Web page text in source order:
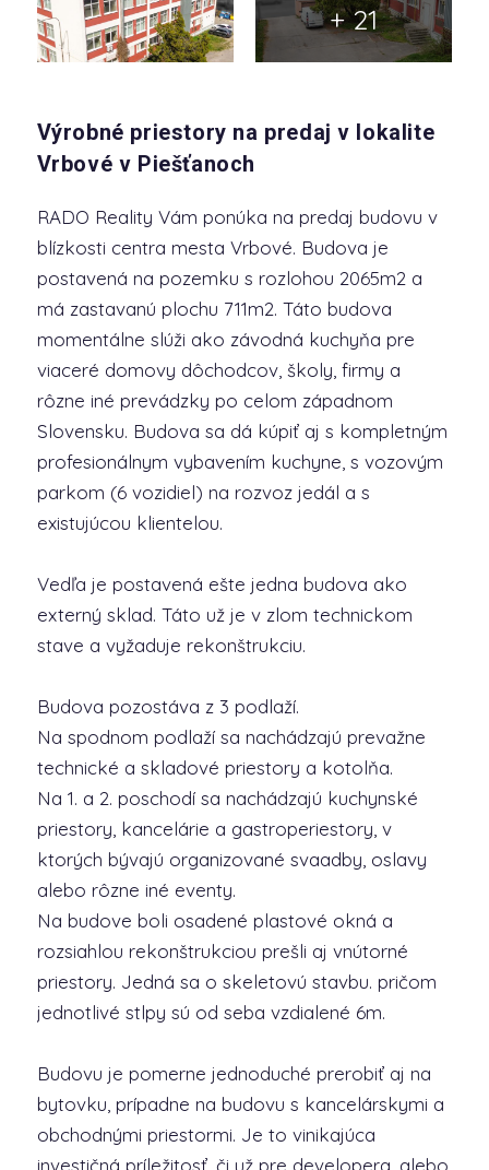
+ 21
Výrobné priestory na predaj v lokalite
Vrbové v Piešťanoch
RADO Reality Vám ponúka na predaj budovu v
blízkosti centra mesta Vrbové. Budova je
postavená na pozemku s rozlohou 2065m2 a
má zastavanú plochu 711m2. Táto budova
momentálne slúži ako závodná kuchyňa pre
viaceré domovy dôchodcov, školy, firmy a
rôzne iné prevádzky po celom západnom
Slovensku. Budova sa dá kúpiť aj s kompletným
profesionálnym vybavením kuchyne, s vozovým
parkom (6 vozidiel) na rozvoz jedál a s
existujúcou klientelou.
Vedľa je postavená ešte jedna budova ako
externý sklad. Táto už je v zlom technickom
stave a vyžaduje rekonštrukciu.
Budova pozostáva z 3 podlaží.
Na spodnom podlaží sa nachádzajú prevažne
technické a skladové priestory a kotolňa.
Na 1. a 2. poschodí sa nachádzajú kuchynské
priestory, kancelárie a gastroperiestory, v
ktorých bývajú organizované svaadby, oslavy
alebo rôzne iné eventy.
Na budove boli osadené plastové okná a
rozsiahlou rekonštrukciou prešli aj vnútorné
priestory. Jedná sa o skeletovú stavbu. pričom
jednotlivé stlpy sú od seba vzdialené 6m.
Budovu je pomerne jednoduché prerobiť aj na
bytovku, prípadne na budovu s kancelárskymi a
obchodnými priestormi. Je to vinikajúca
investičná príležitosť, či už pre developera, alebo